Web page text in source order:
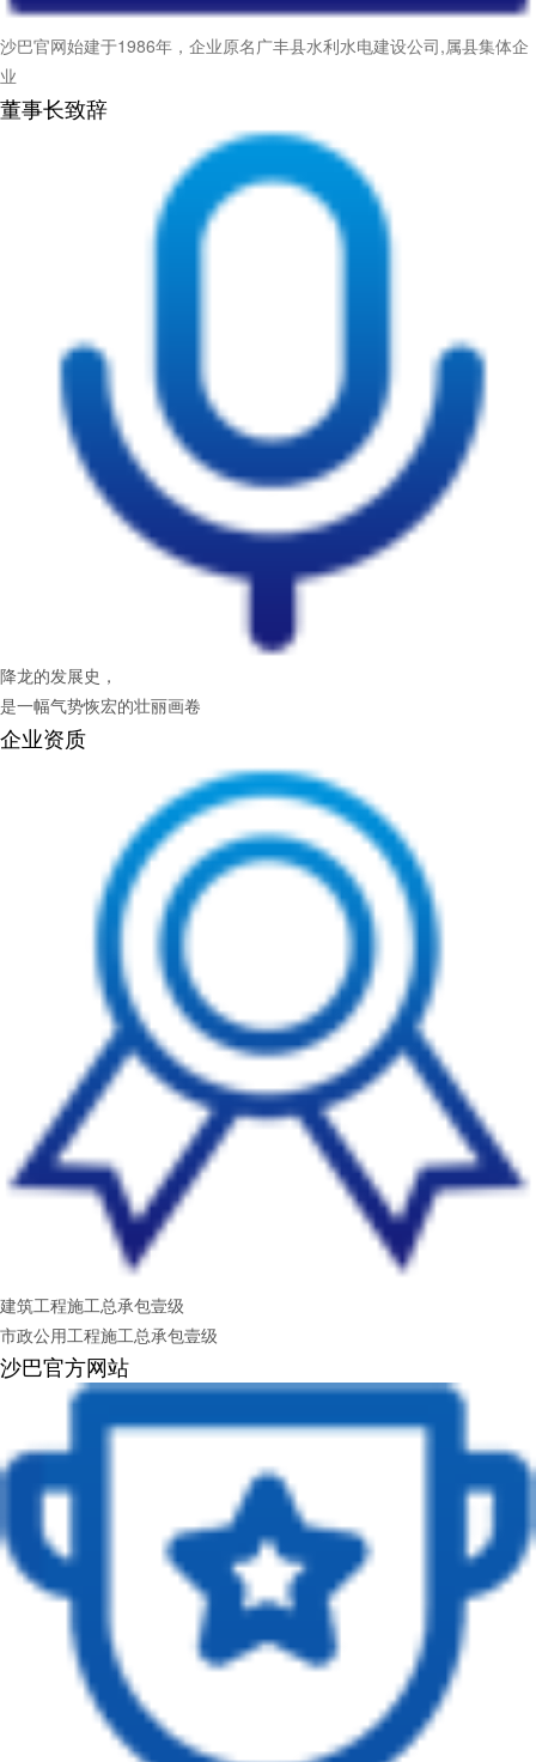
沙巴官网始建于1986年，企业原名广丰县水利水电建设公司,属县集体企
业
董事长致辞
降龙的发展史，
是一幅气势恢宏的壮丽画卷
企业资质
建筑工程施工总承包壹级
市政公用工程施工总承包壹级
沙巴官方网站